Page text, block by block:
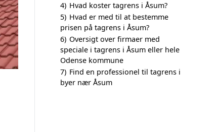
4) Hvad koster tagrens i Åsum?
5) Hvad er med til at bestemme
prisen på tagrens i Åsum?
6) Oversigt over firmaer med
speciale i tagrens i Åsum eller hele
Odense kommune
7) Find en professionel til tagrens i
byer nær Åsum